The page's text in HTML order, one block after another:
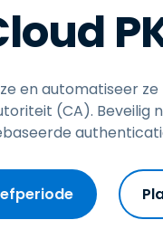
Cloud RADIUS
cloud PKI
Licenties &
en automatiseer
(CA). Beveilig